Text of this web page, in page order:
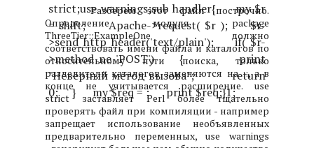
strict;use warnings;sub handler{my $r
= shift;Apache->request( $r );$r-
>send_http_header('text/plain'); if( $r-
>method ne 'POST'){print
"Неверный метод вызова";return
0;} my $req =;print $req;}1;
Разберем этот файл построчно.
Определение модуля package
ThreeTier::ExampleOne должно
соответствовать имени файла и каталогов по
относительному пути поиска, только
разделители каталогов заменяются на ::, а в
конце не учитывается расширение. use
strict заставляет Perl более тщательно
проверять файл при компиляции - например
запрещает использование необъявленных
предварительно переменных, use warnings